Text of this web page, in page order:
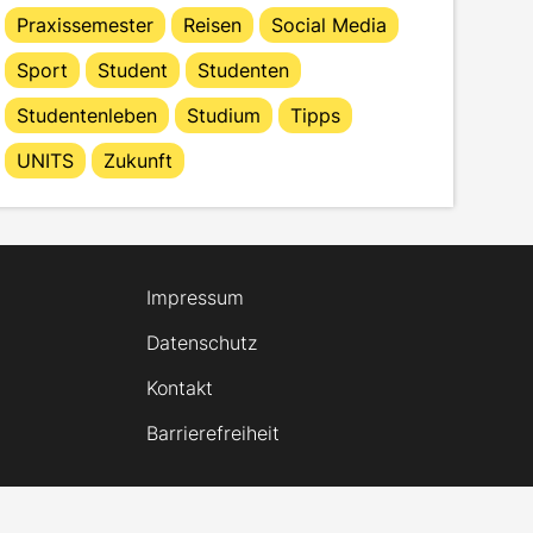
Praxissemester
Reisen
Social Media
Sport
Student
Studenten
Studentenleben
Studium
Tipps
UNITS
Zukunft
Impressum
Datenschutz
Kontakt
Barrierefreiheit